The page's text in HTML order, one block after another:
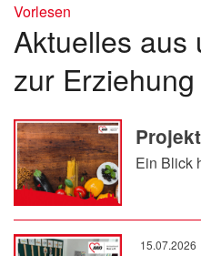
Vorlesen
Aktuelles aus
zur Erziehung
Ein Blick
15.07.2026